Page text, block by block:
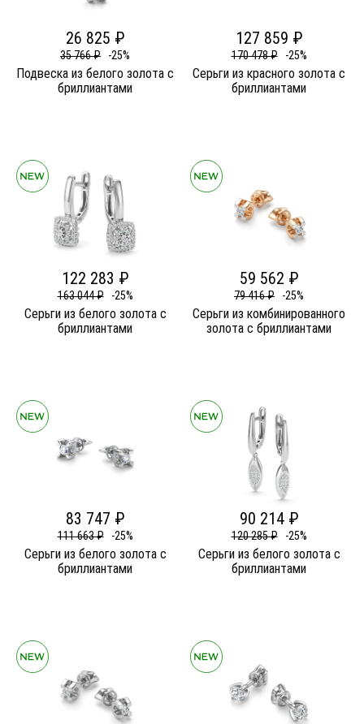
26 825 ₽
35 766 ₽ -25%
Подвеска из белого золота c
бриллиантами
127 859 ₽
170 478 ₽ -25%
Серьги из красного золота c
бриллиантами
122 283 ₽
163 044 ₽ -25%
Серьги из белого золота c
бриллиантами
59 562 ₽
79 416 ₽ -25%
Серьги из комбинированного
золота c бриллиантами
83 747 ₽
111 663 ₽ -25%
Серьги из белого золота c
бриллиантами
90 214 ₽
120 285 ₽ -25%
Серьги из белого золота c
бриллиантами